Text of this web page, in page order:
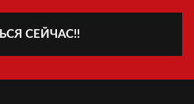
СЕЙЧАС!!